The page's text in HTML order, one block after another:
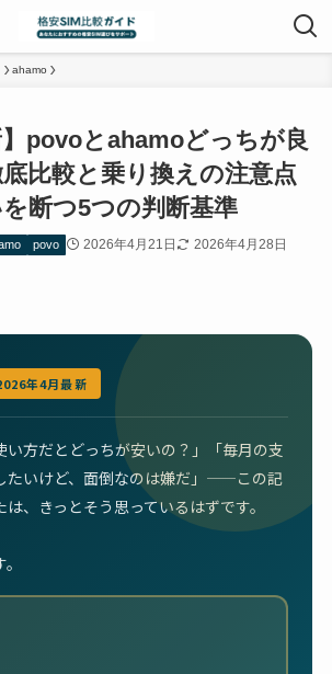
ahamo
】povoとahamoどっちが良
比較と乗り換えの注意点
を断つ5つの判断基準
povo 2026年4月21日 2026年4月28日
年4月最新
い方だとどっちが安いの？」「毎月の支
たいけど、面倒なのは嫌だ」——この記
、きっとそう思っているはずです。